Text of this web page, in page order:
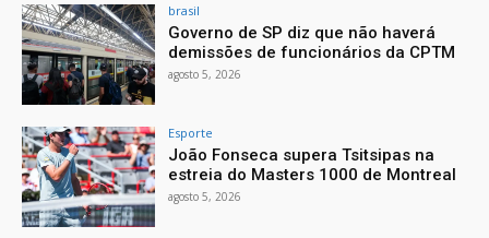
brasil
Governo de SP diz que não haverá
demissões de funcionários da CPTM
agosto 5, 2026
Esporte
João Fonseca supera Tsitsipas na
estreia do Masters 1000 de Montreal
agosto 5, 2026